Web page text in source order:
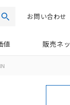
検索お問い合わせ
値 販売ネ